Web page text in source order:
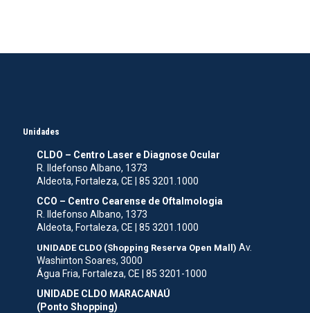
Unidades
CLDO – Centro Laser e Diagnose Ocular
R. Ildefonso Albano, 1373
Aldeota, Fortaleza, CE | 85 3201.1000
CCO – Centro Cearense de Oftalmologia
R. Ildefonso Albano, 1373
Aldeota, Fortaleza, CE | 85 3201.1000
UNIDADE CLDO (Shopping Reserva Open Mall) Av.
Washinton Soares, 3000
Água Fria, Fortaleza, CE | 85 3201-1000
UNIDADE CLDO MARACANAÚ
(Ponto Shopping)